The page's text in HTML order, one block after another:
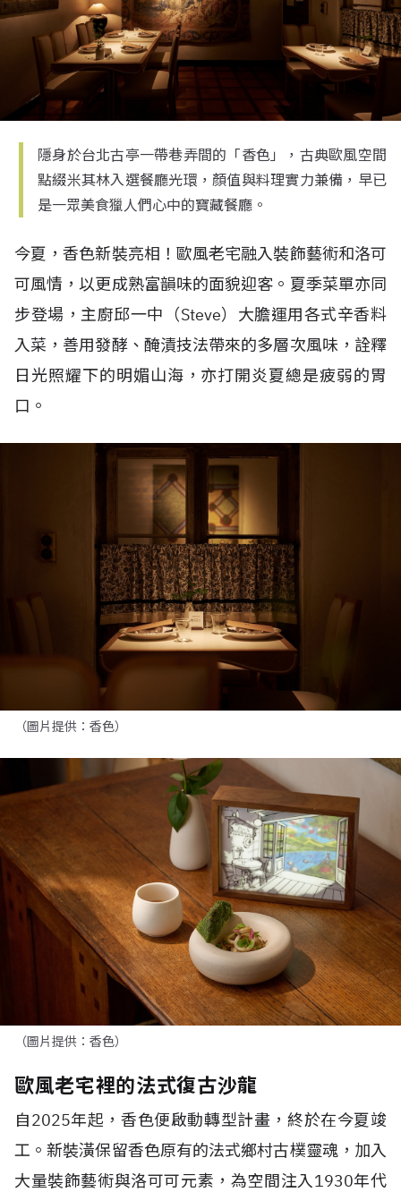
隱身於台北古亭一帶巷弄間的「香色」，古典歐風空間
點綴米其林入選餐廳光環，顏值與料理實力兼備，早已
是一眾美食獵人們心中的寶藏餐廳。
今夏，香色新裝亮相！歐風老宅融入裝飾藝術和洛可
可風情，以更成熟富韻味的面貌迎客。夏季菜單亦同
步登場，主廚邱一中（Steve）大膽運用各式辛香料
入菜，善用發酵、醃漬技法帶來的多層次風味，詮釋
日光照耀下的明媚山海，亦打開炎夏總是疲弱的胃
口。
（圖片提供：香色）
（圖片提供：香色）
歐風老宅裡的法式復古沙龍
自2025年起，香色便啟動轉型計畫，終於在今夏竣
工。新裝潢保留香色原有的法式鄉村古樸靈魂，加入
大量裝飾藝術與洛可可元素，為空間注入1930年代